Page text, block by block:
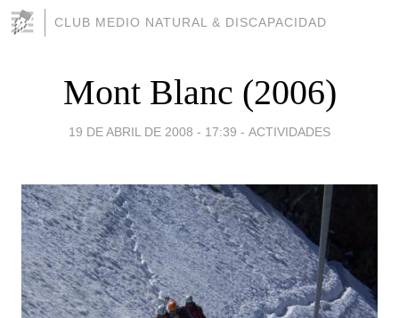
CLUB MEDIO NATURAL & DISCAPACIDAD
Mont Blanc (2006)
19 DE ABRIL DE 2008 - 17:39 - ACTIVIDADES